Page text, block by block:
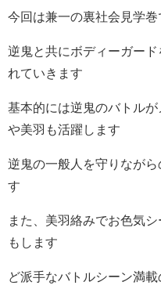
今回は兼一の裏社会見学巻
逆鬼と共にボディーガー
れていきます
基本的には逆鬼のバトル
や美羽も活躍します
逆鬼の一般人を守りなが
す
また、美羽絡みでお色気
もします
ど派手なバトルシーン満載